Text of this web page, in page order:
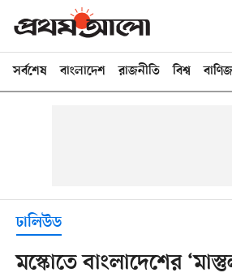
সর্বশেষ বাংলাদেশ রাজনীতি বিশ্ব
ঢালিউড
মস্কোতে বাংলাদেশের